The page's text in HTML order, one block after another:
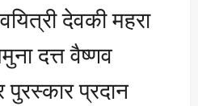
देवकी महरा
दत्त वैष्णव
प्रदान